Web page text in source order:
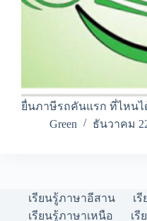
ยื่นภาษีรถคันแรก ที่ไหน
Green
ธันวาคม
เรียนรู้ภาษาอีสาน
เ
เรียนรู้ภาษาเหนือ
เรี